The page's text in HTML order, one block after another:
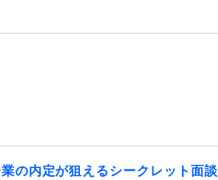
の内定が狙えるシークレット面談